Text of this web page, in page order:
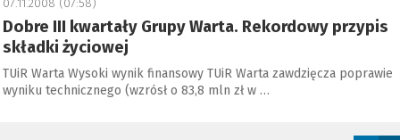
07.11.2008 (07:58)
Dobre III kwartały Grupy Warta. Rekordowy przypis
składki życiowej
TUiR Warta Wysoki wynik finansowy TUiR Warta zawdzięcza poprawie
wyniku technicznego (wzrósł o 83,8 mln zł w …